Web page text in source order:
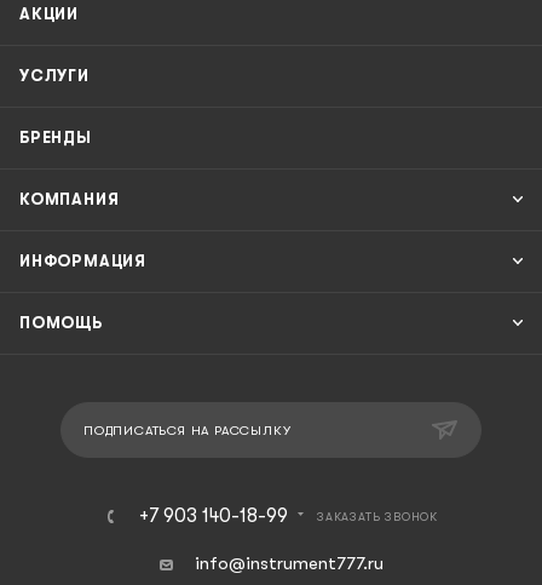
АКЦИИ
УСЛУГИ
БРЕНДЫ
КОМПАНИЯ
ИНФОРМАЦИЯ
ПОМОЩЬ
ПОДПИСАТЬСЯ НА РАССЫЛКУ
+7 903 140-18-99 ЗАКАЗАТЬ ЗВОНОК
info@instrument777.ru